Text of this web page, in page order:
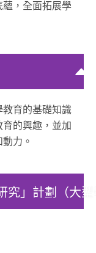
，全面拓展學
育的基礎知識
的興趣，並加
力。
究」 計劃 （大型